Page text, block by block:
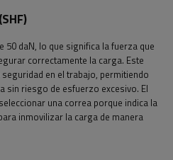
50 daN, lo que significa la fuerza que
correctamente la carga. Este
en el trabajo, permitiendo
sin riesgo de esfuerzo excesivo. El
una correa porque indica la
inmovilizar la carga de manera